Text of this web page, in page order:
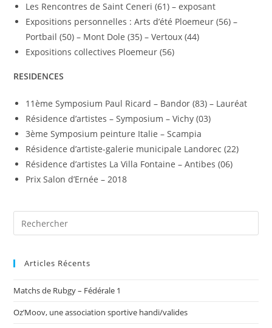
Les Rencontres de Saint Ceneri (61) – exposant
Expositions personnelles : Arts d’été Ploemeur (56) –
Portbail (50) – Mont Dole (35) – Vertoux (44)
Expositions collectives Ploemeur (56)
RESIDENCES
11ème Symposium Paul Ricard – Bandor (83) – Lauréat
Résidence d’artistes – Symposium – Vichy (03)
3ème Symposium peinture Italie – Scampia
Résidence d’artiste-galerie municipale Landorec (22)
Résidence d’artistes La Villa Fontaine – Antibes (06)
Prix Salon d’Ernée – 2018
Articles Récents
Matchs de Rubgy – Fédérale 1
Oz’Moov, une association sportive handi/valides